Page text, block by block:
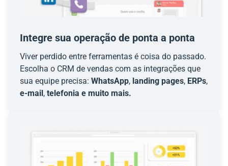
Integre sua operação de ponta a ponta
Viver perdido entre ferramentas é coisa do passado.
Escolha o CRM de vendas com as integrações que
sua equipe precisa: WhatsApp, landing pages, ERPs,
e-mail , telefonia e muito mais.